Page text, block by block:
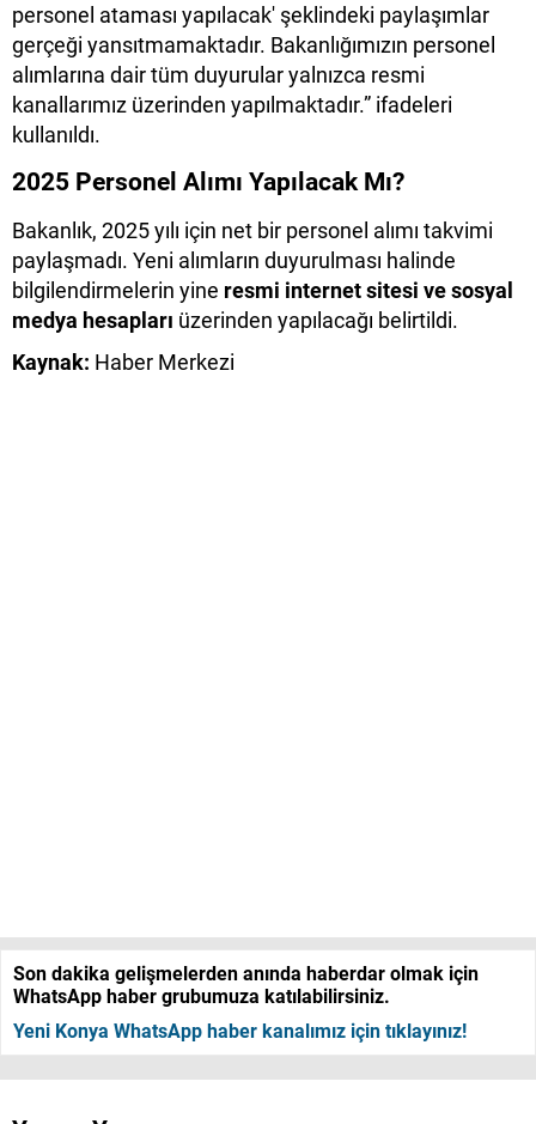
personel ataması yapılacak' şeklindeki paylaşımlar
gerçeği yansıtmamaktadır. Bakanlığımızın personel
alımlarına dair tüm duyurular yalnızca resmi
kanallarımız üzerinden yapılmaktadır.” ifadeleri
kullanıldı.
2025 Personel Alımı Yapılacak Mı?
Bakanlık, 2025 yılı için net bir personel alımı takvimi
paylaşmadı. Yeni alımların duyurulması halinde
bilgilendirmelerin yine resmi internet sitesi ve sosyal
medya hesapları üzerinden yapılacağı belirtildi.
Kaynak: Haber Merkezi
Son dakika gelişmelerden anında haberdar olmak için
WhatsApp haber grubumuza katılabilirsiniz.
Yeni Konya WhatsApp haber kanalımız için tıklayınız!